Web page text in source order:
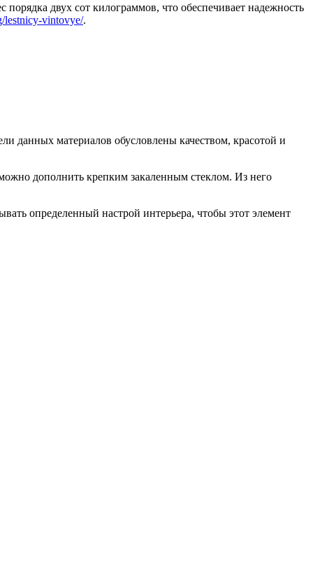
двух сот килограммов, что обеспечивает надежность
lestnicy-vintovye/.
данных материалов обусловлены качеством, красотой и
дополнить крепким закаленным стеклом. Из него
определенный настрой интерьера, чтобы этот элемент